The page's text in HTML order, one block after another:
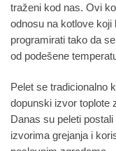
traženi kod nas. Ovi
odnosu na kotlove
programirati tako da
od podešene
Pelet se tradicionalno
dopunski izvor toplote
Danas su peleti
izvorima grejanja i